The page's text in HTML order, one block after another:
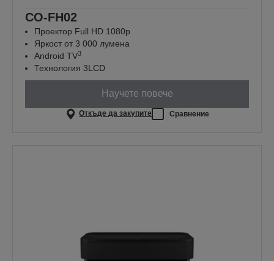
CO-FH02
Проектор Full HD 1080p
Яркост от 3 000 лумена
Android TV3
Технология 3LCD
Научете повече
Откъде да закупите Сравнение